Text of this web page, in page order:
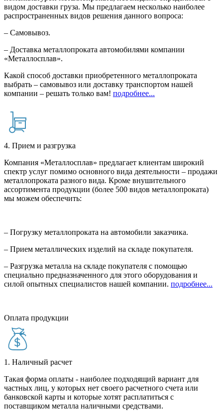
видом доставки груза. Мы предлагаем несколько наиболее
распространенных видов решения данного вопроса:
– Самовывоз.
– Доставка металлопроката автомобилями компании
«Металлосплав».
Какой способ доставки приобретенного металлопроката
выбрать – самовывоз или доставку транспортом нашей
компании – решать только вам! подробнее...
4. Прием и разгрузка
Компания «Металлосплав» предлагает клиентам широкий
спектр услуг помимо основного вида деятельности – продажи
металлопроката разного вида. Кроме внушительного
ассортимента продукции (более 500 видов металлопроката)
мы можем обеспечить:
– Погрузку металлопроката на автомобили заказчика.
– Прием металлических изделий на складе покупателя.
– Разгрузка металла на складе покупателя с помощью
специально предназначенного для этого оборудования и
силой опытных специалистов нашей компании. подробнее...
Оплата продукции
1. Наличный расчет
Такая форма оплаты - наиболее подходящий вариант для
частных лиц, у которых нет своего расчетного счета или
банковской карты и которые хотят расплатиться с
поставщиком металла наличными средствами.